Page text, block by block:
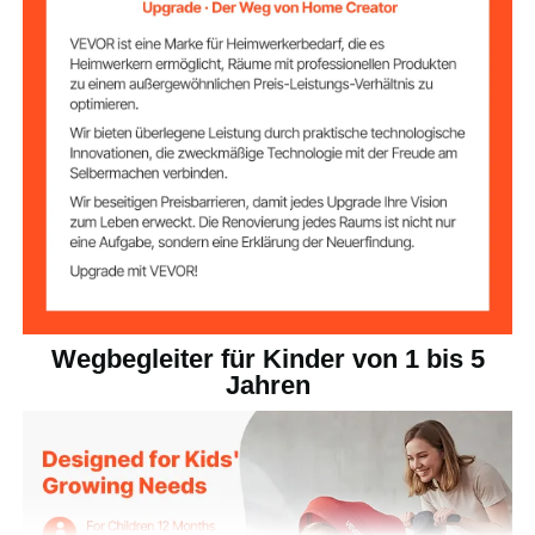
Nettogewicht 20 lbs / 9,0 kg
Belastbarkeit 55 lbs / 25 kg
Empfohlenes Alter 1–5 Jahre
CE & CPC
Schiebegriff
(800/900/940/980 mm)
Wegbegleiter für Kinder von 1 bis 5
Jahren